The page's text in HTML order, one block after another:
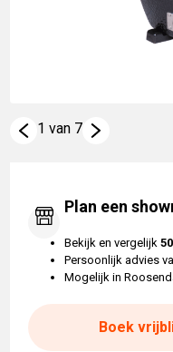
1 van 7
Plan een
Bekijk en vergelijk
Persoonlijk advies
Mogelijk in
Boek